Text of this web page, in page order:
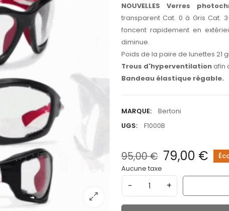
NOUVELLES Verres
transparent Cat. 0 à Gris Cat.
foncent rapidement en
diminue.
Poids de la paire de lunettes 21
Trous d'hyperventilationafin
Bandeau élastique régable.
MARQUE:
Bertoni
UGS:
F1000B
95,00 € 79,00 €
Aucune taxe
− +